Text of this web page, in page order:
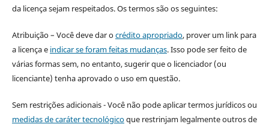
da licença sejam respeitados. Os termos são os seguintes:
Atribuição – Você deve dar ocrédito apropriado, prover um link para
a licença e indicar se foram feitas mudanças. Isso pode ser feito de
várias formas sem, no entanto, sugerir que o licenciador (ou
licenciante) tenha aprovado o uso em questão.
Sem restrições adicionais - Você não pode aplicar termos jurídicos ou
medidas de caráter tecnológicoque restrinjam legalmente outros de